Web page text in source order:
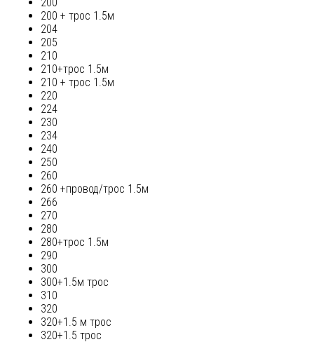
200
200 + трос 1.5м
204
205
210
210+трос 1.5м
210 + трос 1.5м
220
224
230
234
240
250
260
260 +провод/трос 1.5м
266
270
280
280+трос 1.5м
290
300
300+1.5м трос
310
320
320+1.5 м трос
320+1.5 трос